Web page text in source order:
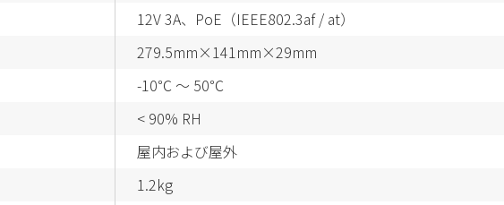
12V 3A、PoE（IEEE802.3af / at）
279.5mm×141mm×29mm
-10℃ ～ 50℃
< 90% RH
屋内および屋外
1.2kg